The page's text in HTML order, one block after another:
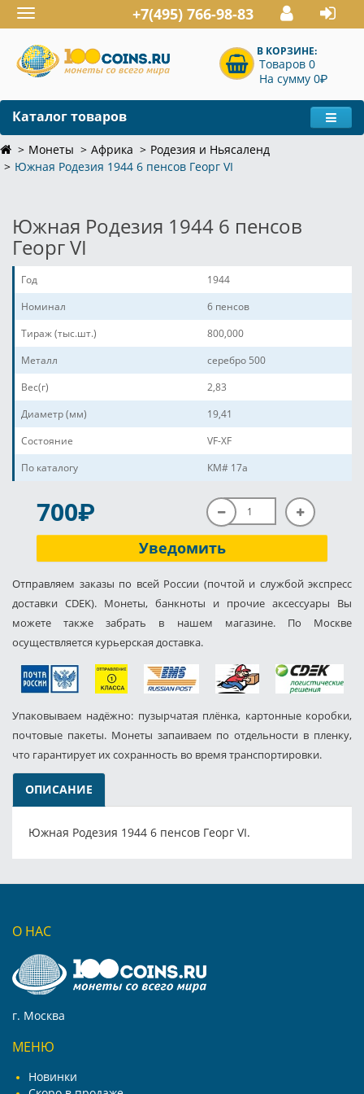
Toggle
navigation
+7(495) 766-98-83
В КОРЗИНЕ:
Товаров 0
На сумму 0P
Каталог товаров
Монеты Африка
Родезия и Ньясаленд
Южная Родезия 1944 6 пенсов Георг VI
Южная Родезия 1944 6 пенсов
Георг VI
Год
1944
Номинал
6 пенсов
Тираж (тыс.шт.)
800,000
Металл
серебро 500
Вес(г)
2,83
Диаметр (мм)
19,41
Состояние
VF-XF
По каталогу
КМ# 17a
700P
Уведомить
Отправляем заказы по всей России (почтой и службой экспресс
доставки CDEK). Монеты, банкноты и прочие аксессуары Вы
можете также забрать в нашем магазине. По Москве
осуществляется курьерская доставка.
Упаковываем надёжно: пузырчатая плёнка, картонные коробки,
почтовые пакеты. Монеты запаиваем по отдельности в пленку,
что гарантирует их сохранность во время транспортировки.
ОПИСАНИЕ
Южная Родезия 1944 6 пенсов Георг VI.
О НАС
г. Москва
МЕНЮ
Новинки